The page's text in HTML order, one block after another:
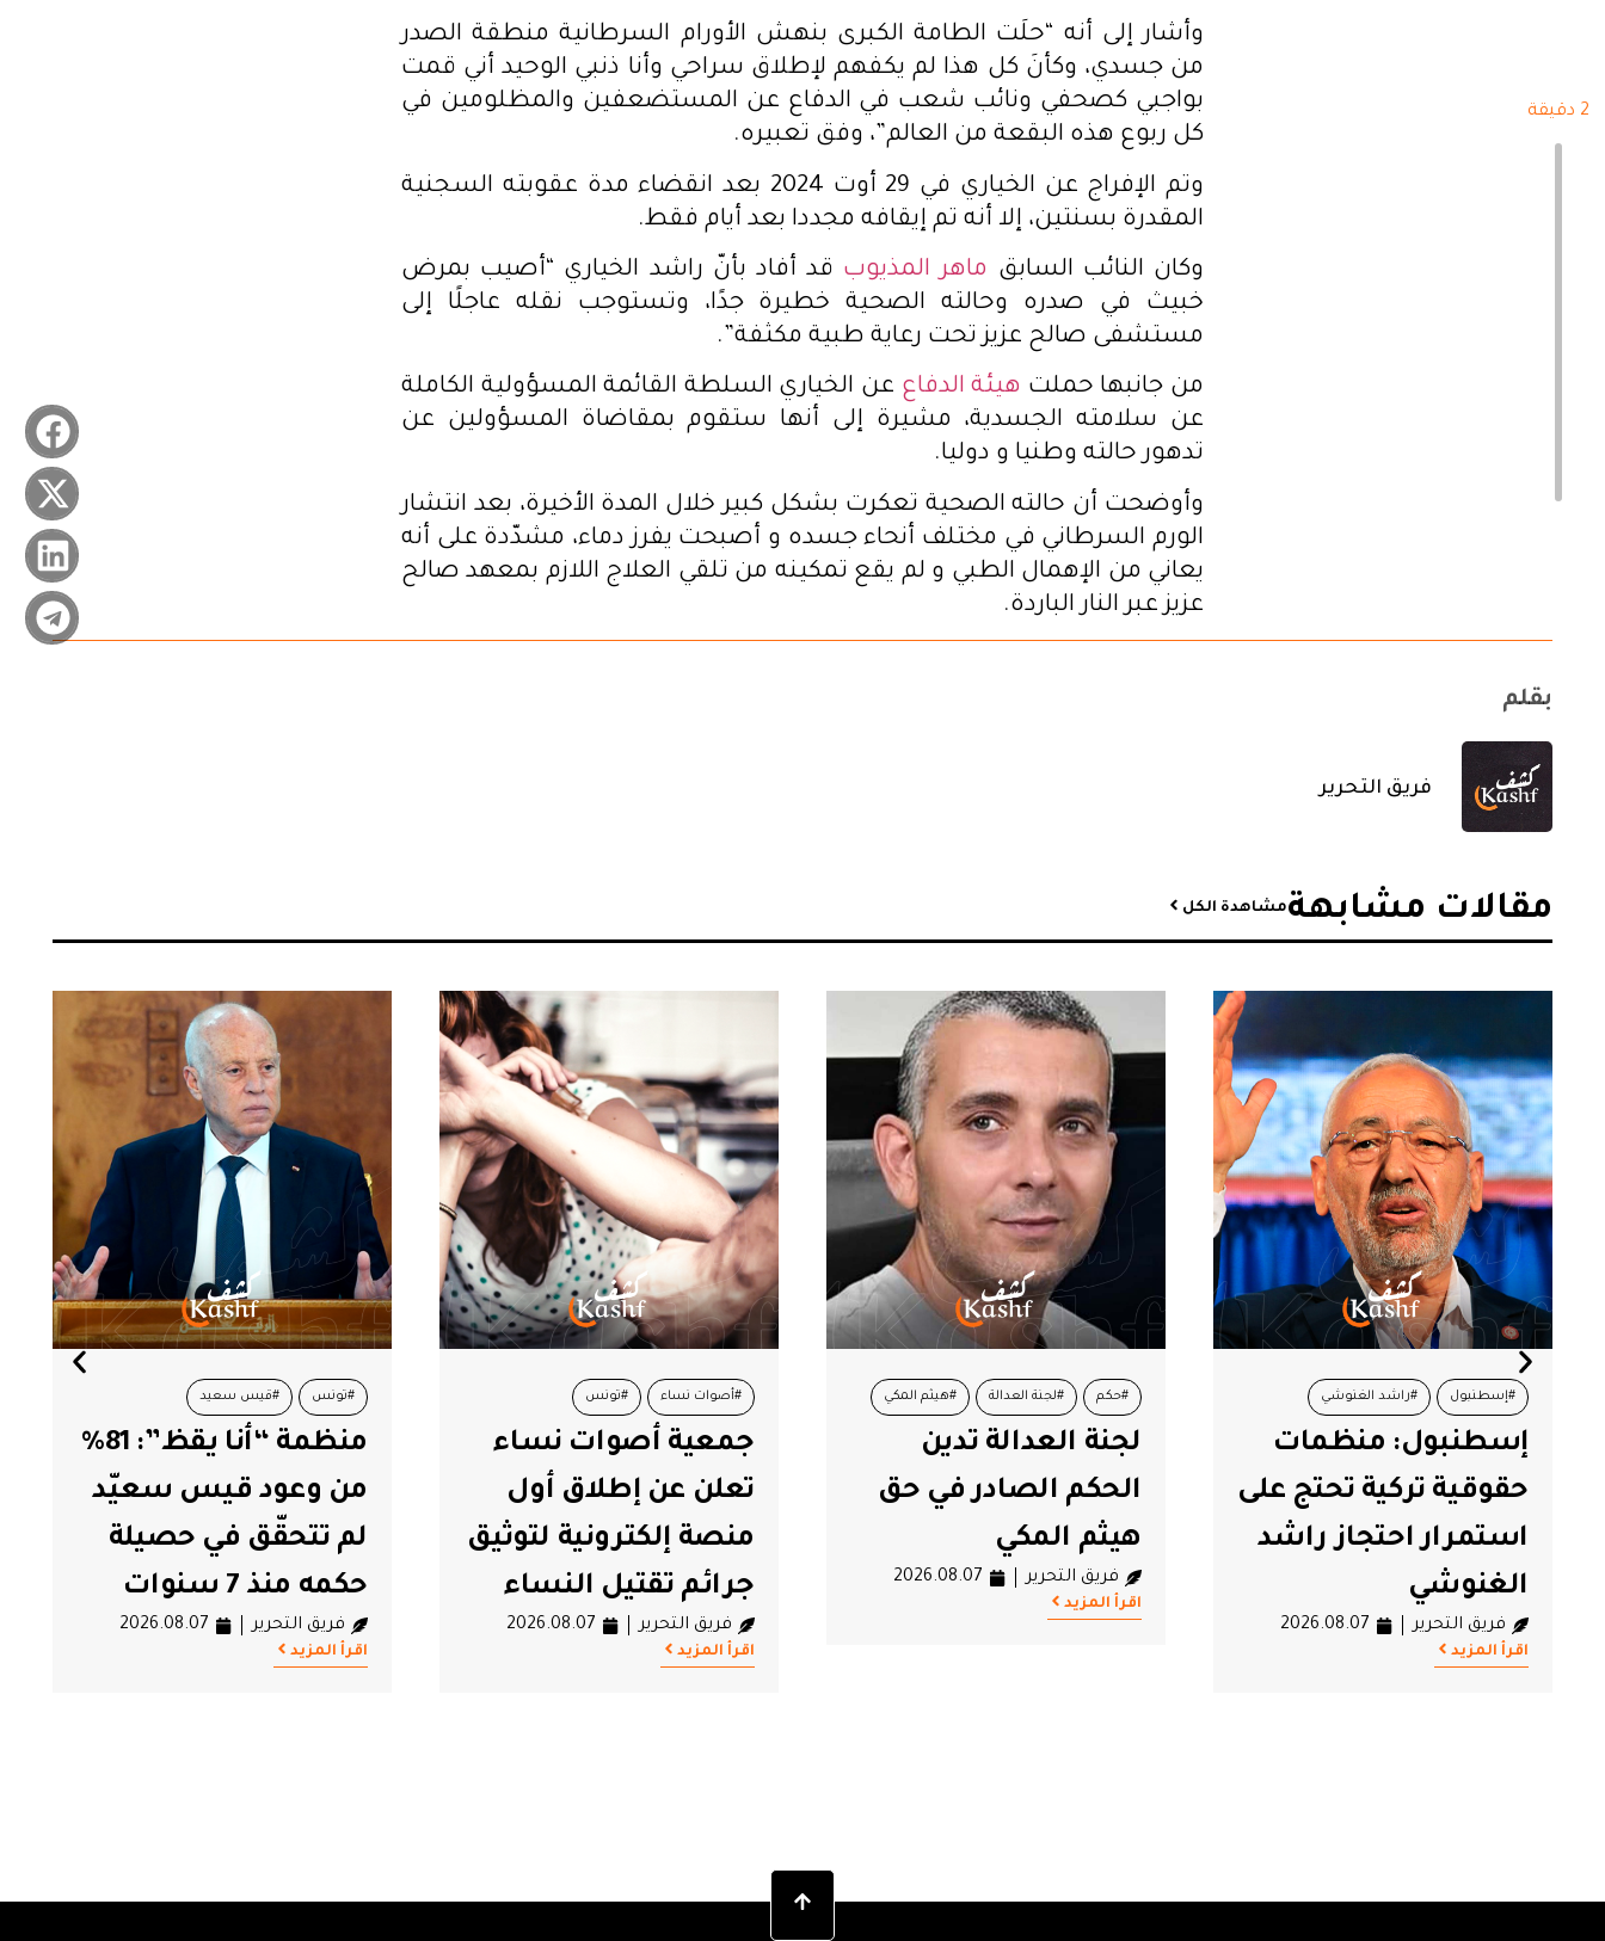
2 دقيقة
وأشار إلى أنه “حلَت الطامة الكبرى بنهش الأورام السرطانية منطقة الصدر
من جسدي، وكأنَ كل هذا لم يكفهم لإطلاق سراحي وأنا ذنبي الوحيد أني قمت
بواجبي كصحفي ونائب شعب في الدفاع عن المستضعفين والمظلومين في
كل ربوع هذه البقعة من العالم”، وفق تعبيره.
وتم الإفراج عن الخياري في 29 أوت 2024 بعد انقضاء مدة عقوبته السجنية
المقدرة بسنتين، إلا أنه تم إيقافه مجددا بعد أيام فقط.
وكان النائب السابق ماهر المذيوب قد أفاد بأنّ راشد الخياري “أصيب بمرض
خبيث في صدره وحالته الصحية خطيرة جدًا، وتستوجب نقله عاجلًا إلى
مستشفى صالح عزيز تحت رعاية طبية مكثفة”.
من جانبها حملت هيئة الدفاع عن الخياري السلطة القائمة المسؤولية الكاملة
عن سلامته الجسدية، مشيرة إلى أنها ستقوم بمقاضاة المسؤولين عن
تدهور حالته وطنيا و دوليا.
وأوضحت أن حالته الصحية تعكرت بشكل كبير خلال المدة الأخيرة، بعد انتشار
الورم السرطاني في مختلف أنحاء جسده و أصبحت يفرز دماء، مشدّدة على أنه
يعاني من الإهمال الطبي و لم يقع تمكينه من تلقي العلاج اللازم بمعهد صالح
عزيز عبر النار الباردة.
بقلم
فريق التحرير
مقالات مشابهة​مشاهدة الكل
#حكم #لجنة العدالة #هيثم المكي
لجنة العدالة تدين
الحكم الصادر في حق
هيثم المكي
فريق التحرير
اقرأ المزيد
#أصوات نساء #تونس
جمعية أصوات نساء
تعلن عن إطلاق أول
منصة إلكترونية لتوثيق
جرائم تقتيل النساء
فريق التحرير
#تونس #قيس سعيد
من وعود قيس سعيّد
لم تتحقّق في حصيلة
حكمه منذ 7 سنوات
فريق التحرير 2026.08.07
اقرأ المزيد
#أمين محفوظ #الأموال المنهوبة
#القانون #المحكمة الدستورية
أمين محفوظ: تونس
بين رحلة البحث عن
الأموال الضائعة
والمحكمة الدستورية
الغائبة
فريق التحرير